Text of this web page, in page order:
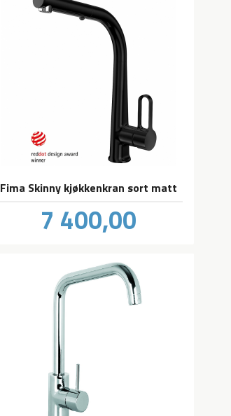
Fima Skinny kjøkkenkran sort matt
Pris
7 400,00